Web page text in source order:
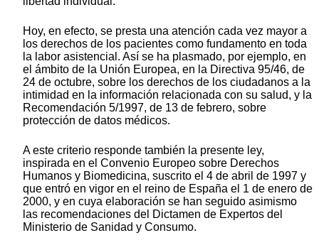
Hoy, en efecto, se presta una atención cada vez mayor a
los derechos de los pacientes como fundamento en toda
la labor asistencial. Así se ha plasmado, por ejemplo, en
el ámbito de la Unión Europea, en la Directiva 95/46, de
24 de octubre, sobre los derechos de los ciudadanos a la
intimidad en la información relacionada con su salud, y la
Recomendación 5/1997, de 13 de febrero, sobre
protección de datos médicos.
A este criterio responde también la presente ley,
inspirada en el Convenio Europeo sobre Derechos
Humanos y Biomedicina, suscrito el 4 de abril de 1997 y
que entró en vigor en el reino de España el 1 de enero de
2000, y en cuya elaboración se han seguido asimismo
las recomendaciones del Dictamen de Expertos del
Ministerio de Sanidad y Consumo.